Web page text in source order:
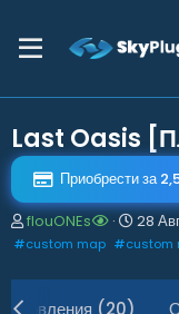
Last Oasis
Приобрести за
А
в
о
flouONEs
Д
а
а
28
#custom map #custom